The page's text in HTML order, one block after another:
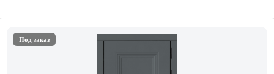
Под заказ